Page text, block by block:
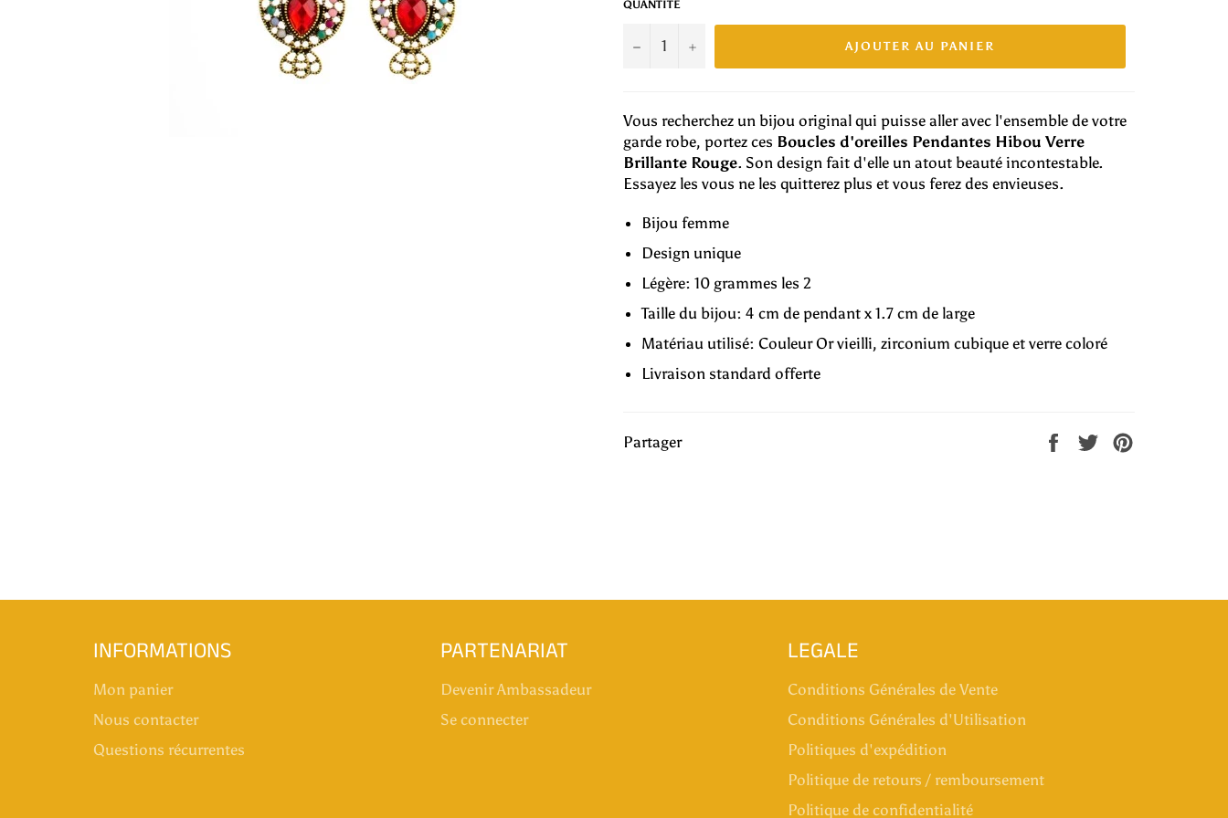
QUANTITÉ
− + AJOUTER AU PANIER
Vous recherchez un bijou original qui puisse aller avec l'ensemble de votre
garde robe, portez ces Boucles d'oreilles Pendantes Hibou Verre
Brillante Rouge. Son design fait d'elle un atout beauté incontestable.
Essayez les vous ne les quitterez plus et vous ferez des envieuses.
Bijou femme
Design unique
Légère: 10 grammes les 2
Taille du bijou: 4 cm de pendant x 1.7 cm de large
Matériau utilisé: Couleur Or vieilli, zirconium cubique et verre coloré
Livraison standard offerte
Partager
PartagerTweeter
INFORMATIONS
Mon panier
Nous contacter
Questions récurrentes
PARTENARIAT
Devenir Ambassadeur
Se connecter
LEGALE
Conditions Générales de Vente
Conditions Générales d'Utilisation
Politiques d'expédition
Politique de retours / remboursement
Politique de confidentialité